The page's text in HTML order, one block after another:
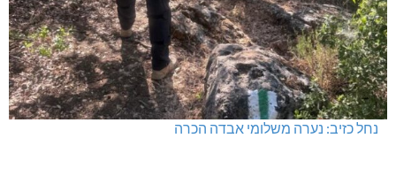
שריפת מבנה סמוך לאזור התעשייה גורן